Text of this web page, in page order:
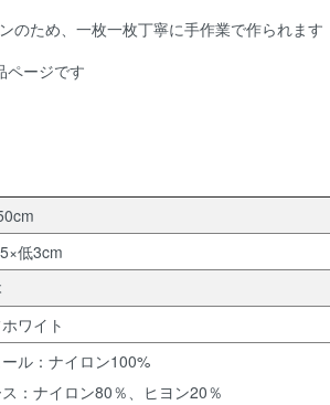
のため、一枚一枚丁寧に手作業で作られます
ページです
低3cm
ワイト
ル：ナイロン100%
：ナイロン80％、ヒヨン20％